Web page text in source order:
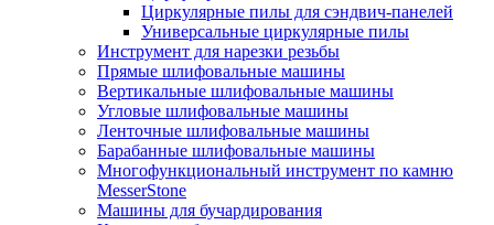
Циркулярные пилы для сэндвич-панелей
Универсальные циркулярные пилы
Инструмент для нарезки резьбы
Прямые шлифовальные машины
Вертикальные шлифовальные машины
Угловые шлифовальные машины
Ленточные шлифовальные машины
Барабанные шлифовальные машины
Многофункциональный инструмент по камню
MesserStone
Машины для бучардирования